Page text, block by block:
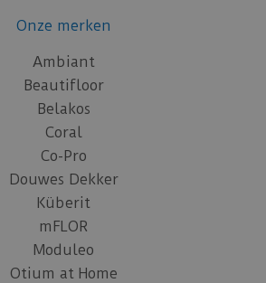
Onze merken
Ambiant
Beautifloor
Belakos
Coral
Co-Pro
Douwes Dekker
Küberit
mFLOR
Moduleo
Otium at Home